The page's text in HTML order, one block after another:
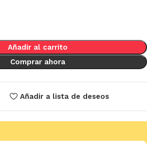
Añadir al carrito
Comprar ahora
Añadir a lista de deseos